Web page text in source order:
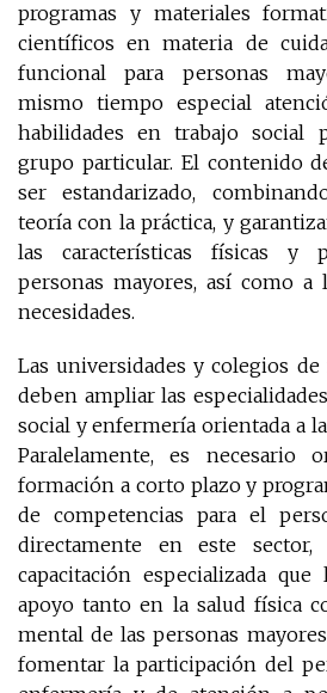
programas y materiales
científicos en materia de
funcional para personas
mismo tiempo especial
habilidades en trabajo social
grupo particular. El contenido
ser estandarizado,
teoría con la práctica, y
las características físicas y
personas mayores, así como a
necesidades.
Las universidades y colegios
deben ampliar las
social y enfermería orientada a
Paralelamente, es necesario
formación a corto plazo y
de competencias para el
directamente en este
capacitación especializada
apoyo tanto en la salud física
mental de las personas
fomentar la participación del